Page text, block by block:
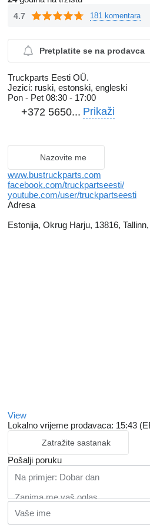
4.7 181 komentara
Pretplatite se na prodavca
Truckparts Eesti OÜ.
Jezici: ruski, estonski, engleski
Pon - Pet 08:30 - 17:00
+372 5650... Prikaži
Nazovite me
www.bustruckparts.com
facebook.com/truckpartseesti/
youtube.com/user/truckpartseesti
Adresa
Estonija, Okrug Harju, 13816,
View
Lokalno vrijeme prodavaca: 15:43
Zatražite sastanak
Pošalji poruku